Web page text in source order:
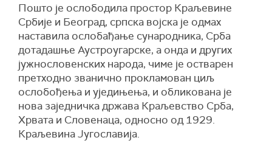
Пошто је ослободила простор Краљевине
Србије и Београд, српска војска је одмах
наставила ослобађање сународника, Срба
дотадашње Аустроугарске, а онда и других
јужнословенских народа, чиме је остварен
претходно званично прокламован циљ
ослобођења и уједињења, и обликована је
нова заједничка држава Краљевство Срба,
Хрвата и Словенаца, односно од 1929.
Краљевина Југославија.